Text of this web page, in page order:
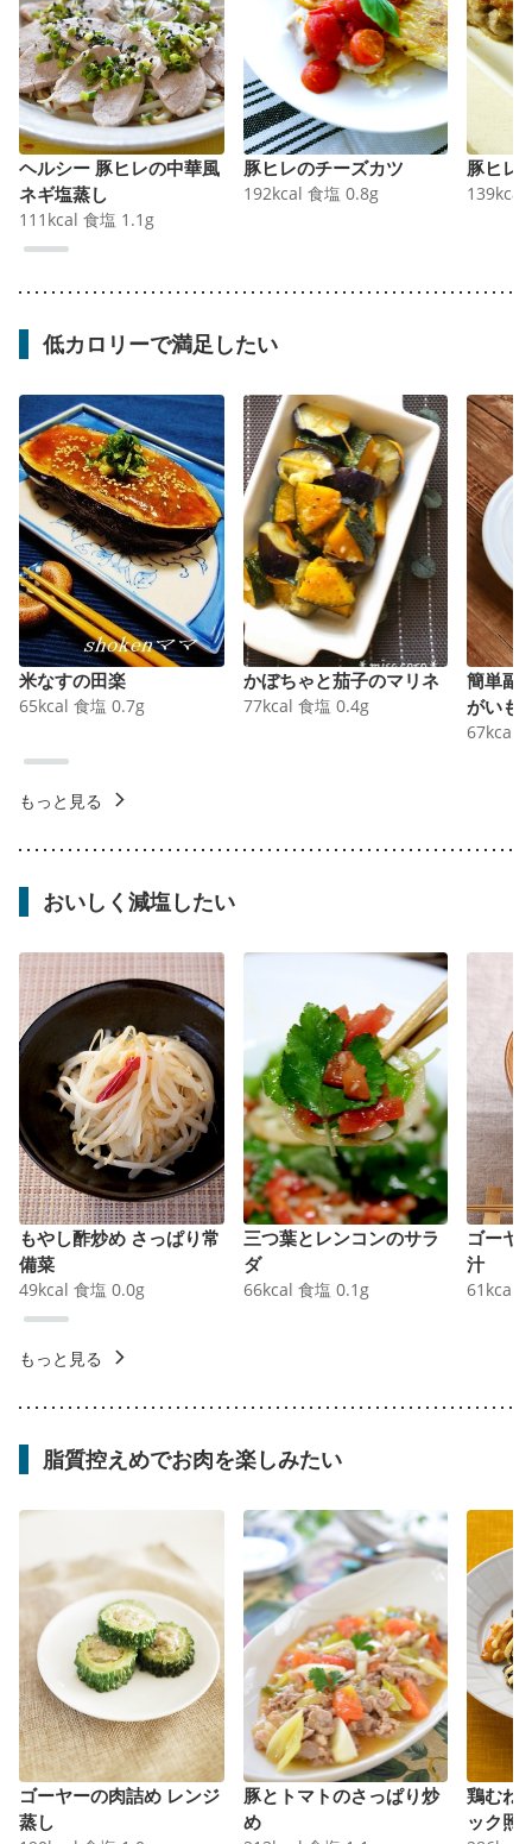
ヘルシー 豚ヒレの中華風
ネギ塩蒸し
111 kcal 食塩 1.1 g
豚ヒレのチーズカツ
192kcal 食塩 0.8g
豚ヒレ
139kcal
低カロリーで満足したい
米なすの田楽
65kcal 食塩 0.7g
かぼちゃと茄子のマリネ
77kcal 食塩 0.4g
簡単副
がいも
67kcal
もっと見る
おいしく減塩したい
もやし酢炒め さっぱり常
備菜
49kcal 食塩 0.0g
三つ葉とレンコンのサラ
ダ
66kcal 食塩 0.1 g
ゴーヤ
汁
61 kcal
もっと見る
脂質控えめでお肉を楽しみたい
ゴーヤーの肉詰め レンジ
蒸し
豚とトマトのさっぱり炒
め
鶏むね
ック照